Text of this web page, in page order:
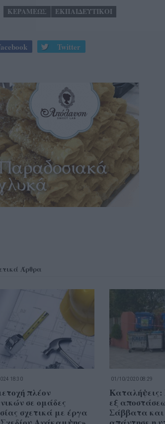
ΚΕΡΑΜΕΩΣ ΕΚΠΑΙΔΕΥΤΙΚΟΙ
Twitter
Άρθρα
18:30
πλέον
σε ομάδες
σχετικά με έργα
01/10/2020 08:29
εξ
Σάββατα και